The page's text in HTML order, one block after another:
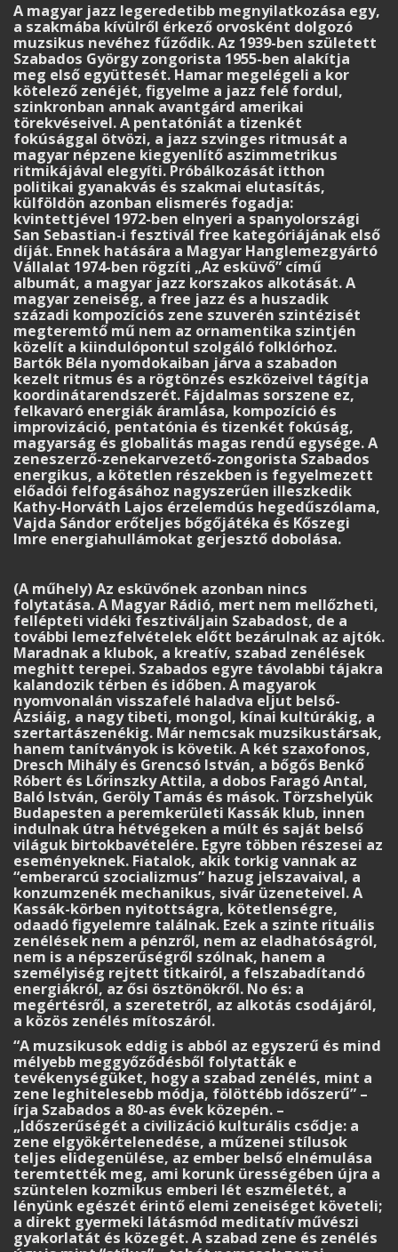
A magyar jazz legeredetibb megnyilatkozása egy,
a szakmába kívülről érkező orvosként dolgozó
muzsikus nevéhez fűződik. Az 1939-ben született
Szabados György zongorista 1955-ben alakítja
meg első együttesét. Hamar megelégeli a kor
kötelező zenéjét, figyelme a jazz felé fordul,
szinkronban annak avantgárd amerikai
törekvéseivel. A pentatóniát a tizenkét
fokúsággal ötvözi, a jazz szvinges ritmusát a
magyar népzene kiegyenlítő aszimmetrikus
ritmikájával elegyíti. Próbálkozását itthon
politikai gyanakvás és szakmai elutasítás,
külföldön azonban elismerés fogadja:
kvintettjével 1972-­ben elnyeri a spanyolországi
San Sebastian-i fesztivál free kate­góriájának első
díját. Ennek hatására a Magyar Hanglemezgyártó
Vállalat 1974-ben rögzíti „Az esküvő” című
albumát, a magyar jazz korszakos alkotását. A
magyar zeneiség, a free jazz és a huszadik
századi kompozíciós zene szuverén szintézisét
megteremtő mű nem az ornamentika szintjén
közelít a kiindulópontul szolgáló folklórhoz.
Bartók Béla nyomdokaiban járva a szabadon
kezelt ritmus és a rögtönzés eszközeivel tágítja
koordinátarendszerét. Fájdalmas sorszene ez,
felkavaró energiák áramlása, kompozíció és
improvizáció, pentatónia és tizenkét fokúság,
magyarság és globalitás magas rendű egysége. A
zeneszerző-zenekarvezető-zongorista Szabados
energikus, a kötetlen részekben is fegyelmezett
előadói felfogásához nagyszerűen illeszkedik
Kathy-Horváth Lajos érzelemdús hegedűszólama,
Vajda Sándor erőteljes bőgőjátéka és Kőszegi
Imre energiahullámokat gerjesztő dobolása.
(A műhely) Az esküvőnek azonban nincs
folytatása. A Magyar Rádió, mert nem mellőzheti,
fellépteti vidéki fesztiváljain Szabadost, de a
további lemezfelvételek előtt bezárulnak az ajtók.
Maradnak a klubok, a kreatív, szabad zenélések
meghitt terepei. Szabados egyre távolabbi tájakra
kalandozik térben és időben. A magyarok
nyomvonalán visszafelé haladva eljut belső-
Ázsiáig, a nagy tibeti, mongol, kínai kultúrákig, a
szertartászenékig. Már nemcsak muzsikustársak,
hanem tanítványok is követik. A két szaxofonos,
Dresch Mihály és Grencsó István, a bőgős Benkő
Róbert és Lőrinszky Attila, a dobos Faragó Antal,
Baló István, Geröly Tamás és mások. Törzshelyük
Budapesten a peremkerületi Kassák klub, innen
indulnak útra hétvégeken a múlt és saját belső
világuk birtokbavételére. Egyre többen részesei az
eseményeknek. Fiatalok, akik torkig vannak az
“emberarcú szocializmus” hazug jelszavaival, a
konzumzenék mechanikus, sivár üzeneteivel. A
Kassák-körben nyitottságra, kötetlenségre,
odaadó figyelemre találnak. Ezek a szinte rituális
zenélések nem a pénzről, nem az eladhatóságról,
nem is a népszerűségről szólnak, hanem a
személyiség rejtett titkairól, a felszabadítandó
energiákról, az ősi ösztönökről. No és: a
megértésről, a szeretetről, az alkotás csodájáról,
a közös zenélés mítoszáról.
“A muzsikusok eddig is abból az egyszerű és mind
mélyebb meggyőződésből folytatták e
tevékenységüket, hogy a szabad zenélés, mint a
zene leghitelesebb módja, fölöttébb időszerű” –
írja Szabados a 80-as évek közepén. –
„Időszerűségét a civilizáció kulturális csődje: a
zene elgyökértelenedése, a műzenei stílusok
teljes elidegenülése, az ember belső elnémulása
teremtették meg, ami korunk ürességében újra a
szüntelen kozmikus emberi lét eszméletét, a
lényünk egészét érintő elemi zeneiséget követeli;
a direkt gyermeki látásmód meditatív művészi
gyakorlatát és közegét. A szabad zene és zenélés